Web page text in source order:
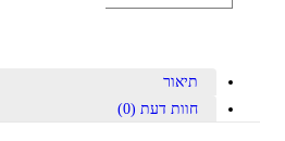
תיאור
חוות דעת (0)